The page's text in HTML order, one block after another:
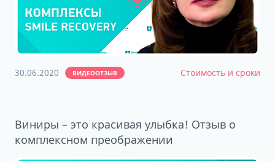
30.06.2020 ВИДЕООТЗЫВ Стоимость и сроки
Виниры – это красивая улыбка! Отзыв о
комплексном преображении